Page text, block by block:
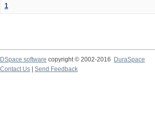
1
DSpace software copyright © 2002-2016
DuraSpace
Contact Us
Send Feedback